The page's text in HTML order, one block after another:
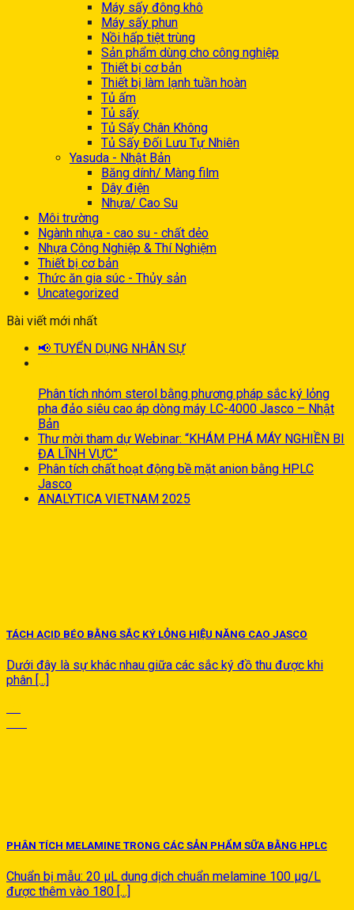
Máy sấy đông khô
Máy sấy phun
Nồi hấp tiệt trùng
Sản phẩm dùng cho công nghiệp
Thiết bị cơ bản
Thiết bị làm lạnh tuần hoàn
Tủ ấm
Tủ sấy
Tủ Sấy Chân Không
Tủ Sấy Đối Lưu Tự Nhiên
Yasuda - Nhật Bản
Băng dính/ Màng film
Dây điện
Nhựa/ Cao Su
Môi trường
Ngành nhựa - cao su - chất dẻo
Nhựa Công Nghiệp & Thí Nghiệm
Thiết bị cơ bản
Thức ăn gia súc - Thủy sản
Uncategorized
Bài viết mới nhất
📢 TUYỂN DỤNG NHÂN SỰ
Phân tích nhóm sterol bằng phương pháp sắc ký lỏng
pha đảo siêu cao áp dòng máy LC-4000 Jasco – Nhật
Bản
Thư mời tham dự Webinar: “KHÁM PHÁ MÁY NGHIỀN BI
ĐA LĨNH VỰC”
Phân tích chất hoạt động bề mặt anion bằng HPLC
Jasco
ANALYTICA VIETNAM 2025
TÁCH ACID BÉO BẰNG SẮC KÝ LỎNG HIỆU NĂNG CAO JASCO
Dưới đây là sự khác nhau giữa các sắc ký đồ thu được khi
phân [...]
PHÂN TÍCH MELAMINE TRONG CÁC SẢN PHẨM SỮA BẰNG HPLC
Chuẩn bị mẫu: 20 µL dung dịch chuẩn melamine 100 µg/L
được thêm vào 180 [...]